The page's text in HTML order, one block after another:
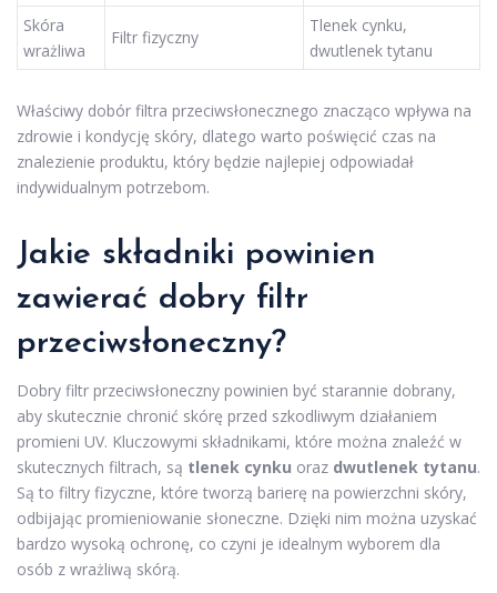
Skóra
wrażliwa
Filtr fizyczny
Tlenek cynku,
dwutlenek tytanu
Właściwy dobór filtra przeciwsłonecznego znacząco wpływa na
zdrowie i kondycję skóry, dlatego warto poświęcić czas na
znalezienie produktu, który będzie najlepiej odpowiadał
indywidualnym potrzebom.
Jakie składniki powinien
zawierać dobry filtr
przeciwsłoneczny?
Dobry filtr przeciwsłoneczny powinien być starannie dobrany,
aby skutecznie chronić skórę przed szkodliwym działaniem
promieni UV. Kluczowymi składnikami, które można znaleźć w
skutecznych filtrach, są tlenek cynku oraz dwutlenek tytanu.
Są to filtry fizyczne, które tworzą barierę na powierzchni skóry,
odbijając promieniowanie słoneczne. Dzięki nim można uzyskać
bardzo wysoką ochronę, co czyni je idealnym wyborem dla
osób z wrażliwą skórą.